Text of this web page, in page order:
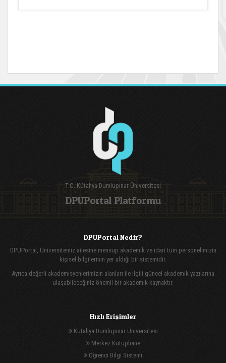
T.C. Kütahya Dumlupınar Üniversitesi
DPUPortal Platformu
DPUPortal Nedir?
DPUPortal, Üniversitemiz ailesine mensup akademik ve idari tüm personelimizin
kişisel bilgilerinin yer aldığı bir sistemidir.
Ayrıca değerli akademisyenlerimizin alanları ile ilgili güncel akademik yazılarına
ulaşabileceğiniz önemli bir akademik kaynaktır.
Hızlı Erişimler
Kütahya Dumlupınar Üniversitesi
Merkez Kütüphane
Öğrenci Bilgi Sistemi